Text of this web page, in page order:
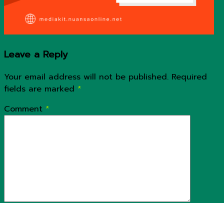
Leave a Reply
Your email address will not be published. Required
fields are marked *
Comment *